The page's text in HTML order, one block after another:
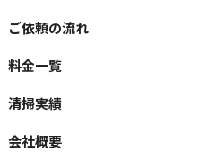
ご依頼の流れ
料金一覧
清掃実績
会社概要